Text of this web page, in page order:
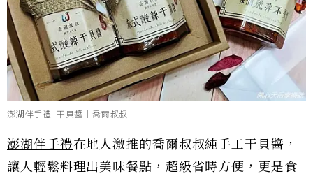
澎湖伴手禮-干貝醬｜喬爾叔叔
澎湖伴手禮在地人激推的喬爾叔叔純手工干貝醬，
讓人輕鬆料理出美味餐點，超級省時方便，更是食